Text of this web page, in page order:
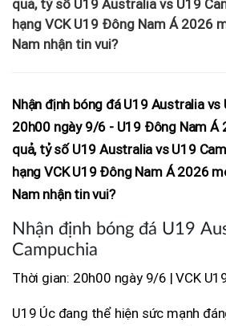
quả, tỷ số U19 Australia vs U19
hạng VCK U19 Đông Nam Á 2026
Nam nhận tin vui?
Nhận định bóng đá U19 Australia vs
20h00 ngày 9/6 - U19 Đông Nam Á
quả, tỷ số U19 Australia vs U19
hạng VCK U19 Đông Nam Á 2026
Nam nhận tin vui?
Nhận định bóng đá U19
Campuchia
Thời gian: 20h00 ngày 9/6 | VCK
U19 Úc đang thể hiện sức mạnh